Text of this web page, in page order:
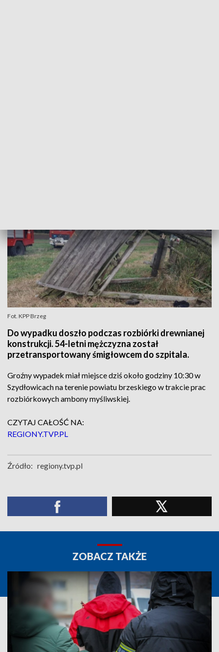
Fot. KPP Brzeg
Do wypadku doszło podczas rozbiórki drewnianej
konstrukcji. 54-letni mężczyzna został
przetransportowany śmigłowcem do szpitala.
Groźny wypadek miał miejsce dziś około godziny 10:30 w
Szydłowicach na terenie powiatu brzeskiego w trakcie prac
rozbiórkowych ambony myśliwskiej.
CZYTAJ CAŁOŚĆ NA:
REGIONY.TVP.PL
Źródło: regiony.tvp.pl
ZOBACZ TAKŻE